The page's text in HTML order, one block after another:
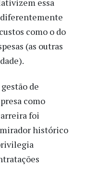
essa
como o do
(as outras
de
como
foi
histórico